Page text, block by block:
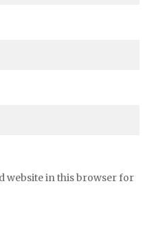
website in this browser for